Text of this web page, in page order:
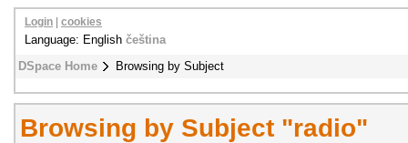
DSpace Home Browsing by Subject
Login cookies
Language: English čeština
Browsing by Subject "radio"